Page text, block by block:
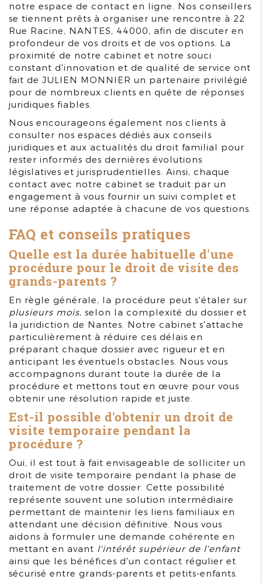
notre espace de contact en ligne. Nos conseillers
se tiennent prêts à organiser une rencontre à 22
Rue Racine, NANTES, 44000, afin de discuter en
profondeur de vos droits et de vos options. La
proximité de notre cabinet et notre souci
constant d'innovation et de qualité de service ont
fait de JULIEN MONNIER un partenaire privilégié
pour de nombreux clients en quête de réponses
juridiques fiables.
Nous encourageons également nos clients à
consulter nos espaces dédiés aux conseils
juridiques et aux actualités du droit familial pour
rester informés des dernières évolutions
législatives et jurisprudentielles. Ainsi, chaque
contact avec notre cabinet se traduit par un
engagement à vous fournir un suivi complet et
une réponse adaptée à chacune de vos questions.
FAQ et conseils pratiques
Quelle est la durée habituelle d'une
procédure pour le droit de visite des
grands-parents ?
En règle générale, la procédure peut s'étaler sur
plusieurs mois, selon la complexité du dossier et
la juridiction de Nantes. Notre cabinet s'attache
particulièrement à réduire ces délais en
préparant chaque dossier avec rigueur et en
anticipant les éventuels obstacles. Nous vous
accompagnons durant toute la durée de la
procédure et mettons tout en œuvre pour vous
obtenir une résolution rapide et juste.
Est-il possible d'obtenir un droit de
visite temporaire pendant la
procédure ?
Oui, il est tout à fait envisageable de solliciter un
droit de visite temporaire pendant la phase de
traitement de votre dossier. Cette possibilité
représente souvent une solution intermédiaire
permettant de maintenir les liens familiaux en
attendant une décision définitive. Nous vous
aidons à formuler une demande cohérente en
mettant en avant l'intérêt supérieur de l'enfant
ainsi que les bénéfices d'un contact régulier et
sécurisé entre grands-parents et petits-enfants.